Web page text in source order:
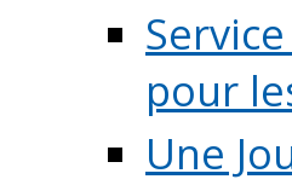
pour
Une